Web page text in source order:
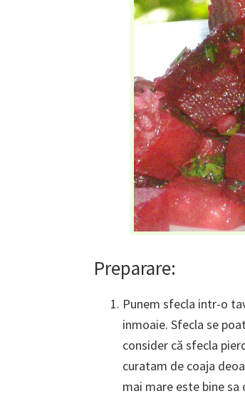
Preparare:
Punem sfecla intr-o
inmoaie. Sfecla se
consider că sfecla
curatam de coaja
mai mare este bine